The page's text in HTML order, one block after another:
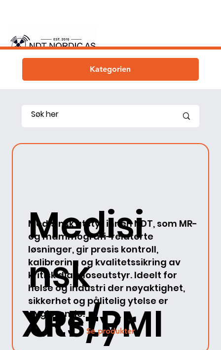
Kategorien
Medisi
nsk
Utstyr
Medisinsk utstyr innen NDT, som MR-
og mammografi-relaterte
løsninger, gir presis kontroll,
kalibrering og kvalitetssikring av
kritisk diagnoseutstyr. Ideelt for
helse og industri der nøyaktighet,
sikkerhet og pålitelig ytelse er
avgjørende.
XRF/PMI
Se produkter